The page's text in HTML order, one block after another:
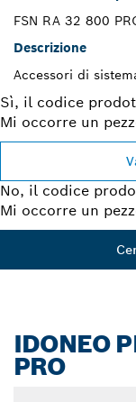
FSN RA 32 800
Descrizione
Accessori di
Sì, il codice
Mi occorre un
No, il codice
Mi occorre un
IDONEO
PRO